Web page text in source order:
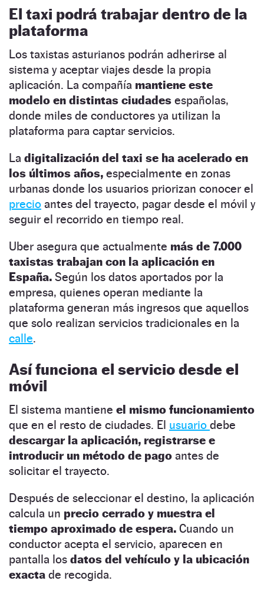
El taxi podrá trabajar dentro de la
plataforma
Los taxistas asturianos podrán adherirse al
sistema y aceptar viajes desde la propia
aplicación. La compañía mantiene este
modelo en distintas ciudades españolas,
donde miles de conductores ya utilizan la
plataforma para captar servicios.
La digitalización del taxi se ha acelerado en
los últimos años, especialmente en zonas
urbanas donde los usuarios priorizan conocer el
precio antes del trayecto, pagar desde el móvil y
seguir el recorrido en tiempo real.
Uber asegura que actualmente más de 7.000
taxistas trabajan con la aplicación en
España. Según los datos aportados por la
empresa, quienes operan mediante la
plataforma generan más ingresos que aquellos
que solo realizan servicios tradicionales en la
calle.
Así funciona el servicio desde el
móvil
El sistema mantiene el mismo funcionamiento
que en el resto de ciudades. El usuario debe
descargar la aplicación, registrarse e
introducir un método de pago antes de
solicitar el trayecto.
Después de seleccionar el destino, la aplicación
calcula un precio cerrado y muestra el
tiempo aproximado de espera. Cuando un
conductor acepta el servicio, aparecen en
pantalla los datos del vehículo y la ubicación
exacta de recogida.